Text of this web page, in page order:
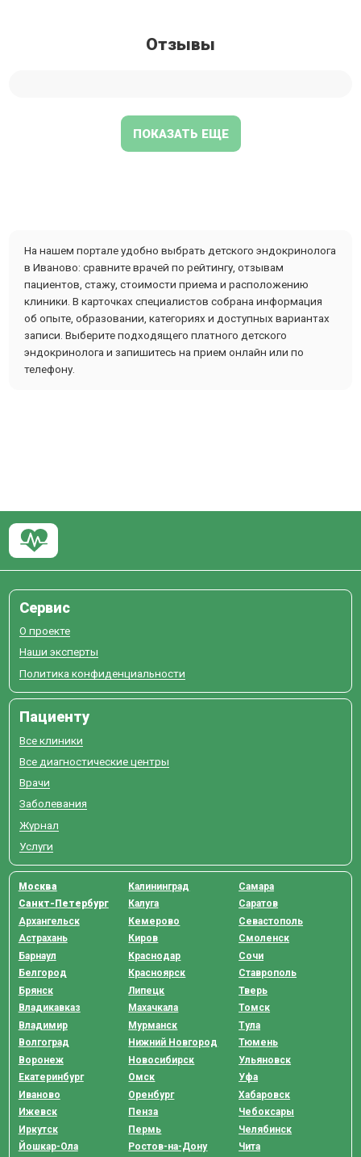
Отзывы
ПОКАЗАТЬ ЕЩЕ
На нашем портале удобно выбрать детского эндокринолога
в Иваново: сравните врачей по рейтингу, отзывам
пациентов, стажу, стоимости приема и расположению
клиники. В карточках специалистов собрана информация
об опыте, образовании, категориях и доступных вариантах
записи. Выберите подходящего платного детского
эндокринолога и запишитесь на прием онлайн или по
телефону.
Сервис
О проекте
Наши эксперты
Политика конфиденциальности
Пациенту
Все клиники
Все диагностические центры
Врачи
Заболевания
Журнал
Услуги
Москва
Санкт-Петербург
Архангельск
Астрахань
Барнаул
Белгород
Брянск
Владикавказ
Владимир
Волгоград
Воронеж
Екатеринбург
Иваново
Ижевск
Иркутск
Йошкар-Ола
Калининград
Калуга
Кемерово
Киров
Краснодар
Красноярск
Липецк
Махачкала
Мурманск
Нижний Новгород
Новосибирск
Омск
Оренбург
Пенза
Пермь
Ростов-на-Дону
Самара
Саратов
Севастополь
Смоленск
Сочи
Ставрополь
Тверь
Томск
Тула
Тюмень
Ульяновск
Уфа
Хабаровск
Чебоксары
Челябинск
Чита